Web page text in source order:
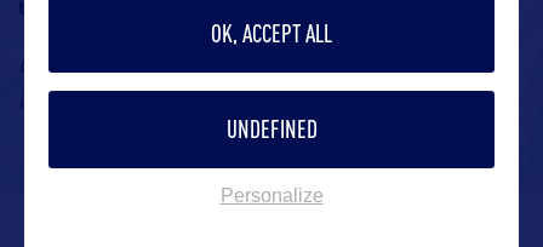
Contact : LVCVA,
OK, ACCEPT ALL
UNDEFINED
Personalize